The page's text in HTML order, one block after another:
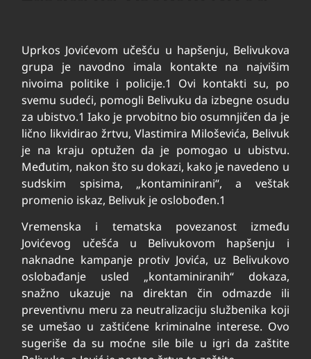
Uprkos Jovićevom učešću u hapšenju, Belivukova
grupa je navodno imala kontakte na najvišim
nivoima politike i policije.1
Ovi kontakti su, po
svemu sudeći, pomogli Belivuku da izbegne osudu
za ubistvo.1 Iako je prvobitno bio osumnjičen da je
lično likvidirao žrtvu, Vlastimira Miloševića, Belivuk
je na kraju optužen da je pomogao u ubistvu.
Međutim, nakon što su dokazi, kako je navedeno u
sudskim spisima, „kontaminirani“, a veštak
promenio iskaz, Belivuk je oslobođen.1
Vremenska i tematska povezanost između
Jovićevog učešća u Belivukovom hapšenju i
naknadne kampanje protiv Jovića, uz Belivukovo
oslobađanje usled „kontaminiranih“ dokaza,
snažno ukazuje na direktan čin odmazde ili
preventivnu meru za neutralizaciju službenika koji
se umešao u zaštićene kriminalne interese. Ovo
sugeriše da su moćne sile bile u igri da zaštite